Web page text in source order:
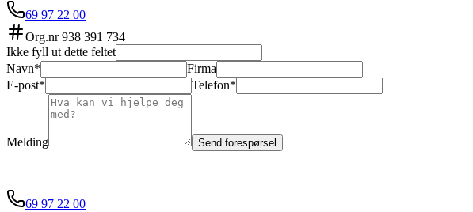
69 97 22 00
Org.nr938 391 734
Ikke fyll ut dette feltet
Navn*
Firma
E-post*
Telefon*
Melding Send forespørsel
69 97 22 00